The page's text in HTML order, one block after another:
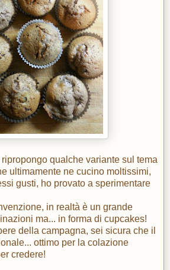
qualche variante sul tema
ultimamente ne cucino moltissimi,
gusti, ho provato a sperimentare
in realtà è un grande
ma... in forma di cupcakes!
della campagna, sei sicura che il
ottimo per la colazione
credere!